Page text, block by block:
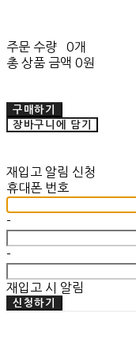
주문 수량
0개
총 상품 금액 0원
구매하기
장바구니에 담기
재입고 알림 신청
휴대폰 번호
-
-
재입고 시 알림
신청하기